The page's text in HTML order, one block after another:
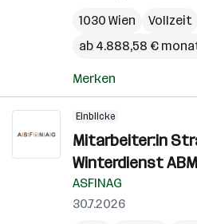
1030 Wien
Vollzeit
ab 4.888,58 €
Merken
Einblicke
Mitarbeiter:in
Winterdienst ABM
ASFINAG
30.7.2026